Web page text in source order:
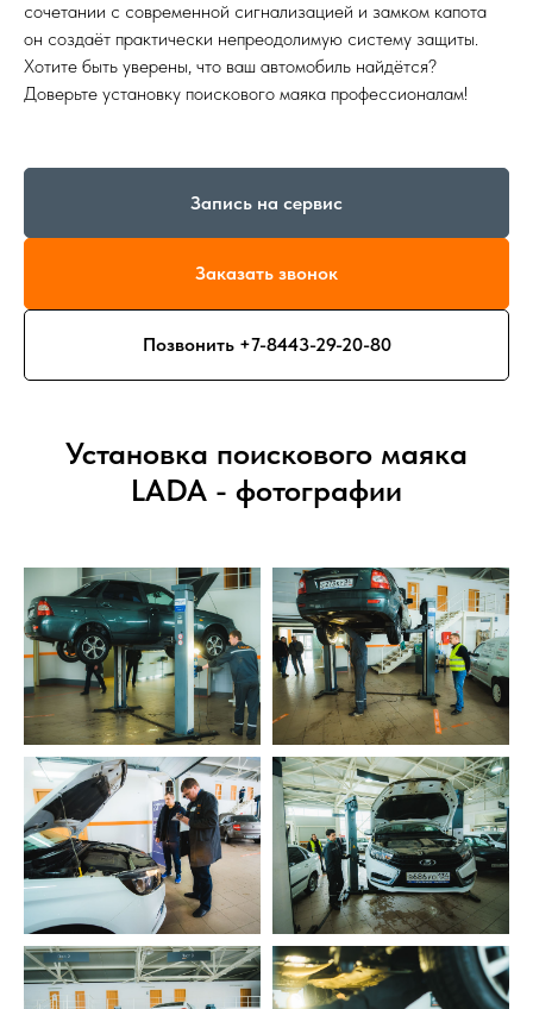
сочетании с современной сигнализацией и замком капота
он создаёт практически непреодолимую систему защиты.
Хотите быть уверены, что ваш автомобиль найдётся?
Доверьте установку поискового маяка профессионалам!
Запись на сервис
Заказать звонок
Позвонить +7-8443-29-20-80
Установка поискового маяка
LADA - фотографии